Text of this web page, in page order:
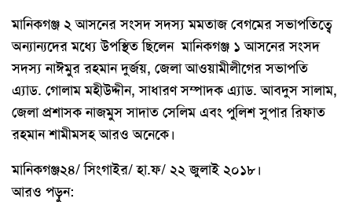
মানিকগঞ্জ ২ আসনের সংসদ সদস্য মমতাজ বেগমের সভাপতিত্বে
অন্যান্যদের মধ্যে উপস্থিত ছিলেন মানিকগঞ্জ ১ আসনের সংসদ
সদস্য নাঈমুর রহমান দুর্জয়, জেলা আওয়ামীলীগের সভাপতি
এ্যাড. গোলাম মহীউদ্দীন, সাধারণ সম্পাদক এ্যাড. আবদুস সালাম,
জেলা প্রশাসক নাজমুস সাদাত সেলিম এবং পুলিশ সুপার রিফাত
রহমান শামীমসহ আরও অনেকে।
মানিকগঞ্জ২৪/ সিংগাইর/ হা.ফ/ ২২ জুলাই ২০১৮।
আরও পড়ুন: